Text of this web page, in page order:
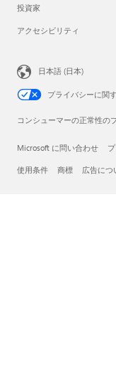
投資家
アクセシビリティ
日本語 (日本)
プライバシーに関
コンシューマーの正常性の
Microsoft に問い合わせ
使用条件 商標 広告につ